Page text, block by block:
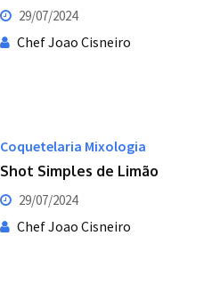
29/07/2024
Chef Joao Cisneiro
Coquetelaria Mixologia
Shot Simples de Limão
29/07/2024
Chef Joao Cisneiro